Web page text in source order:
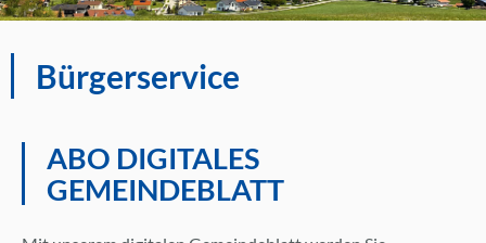
Bürgerservice
ABO DIGITALES
GEMEINDEBLATT